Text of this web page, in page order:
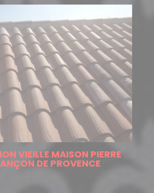
VIEILLE MAISON PIERRE
DE PROVENCE